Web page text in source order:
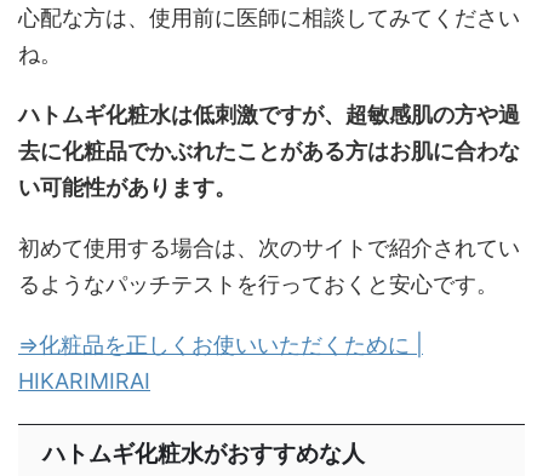
心配な方は、使用前に医師に相談してみてください
ね。
ハトムギ化粧水は低刺激ですが、超敏感肌の方や過
去に化粧品でかぶれたことがある方はお肌に合わな
い可能性があります。
初めて使用する場合は、次のサイトで紹介されてい
るようなパッチテストを行っておくと安心です。
⇒化粧品を正しくお使いいただくために |
HIKARIMIRAI
ハトムギ化粧水がおすすめな人